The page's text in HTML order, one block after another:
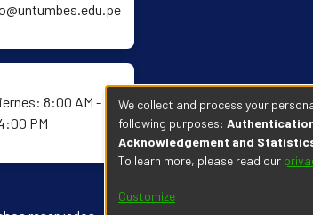
8:00 AM -
PM
We collect and process your
following purposes:
Acknowledgement and
To learn more, please read our
Customize